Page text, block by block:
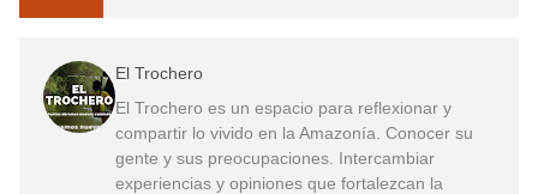
El Trochero
El Trochero es un espacio para reflexionar y
compartir lo vivido en la Amazonía. Conocer su
gente y sus preocupaciones. Intercambiar
experiencias y opiniones que fortalezcan la